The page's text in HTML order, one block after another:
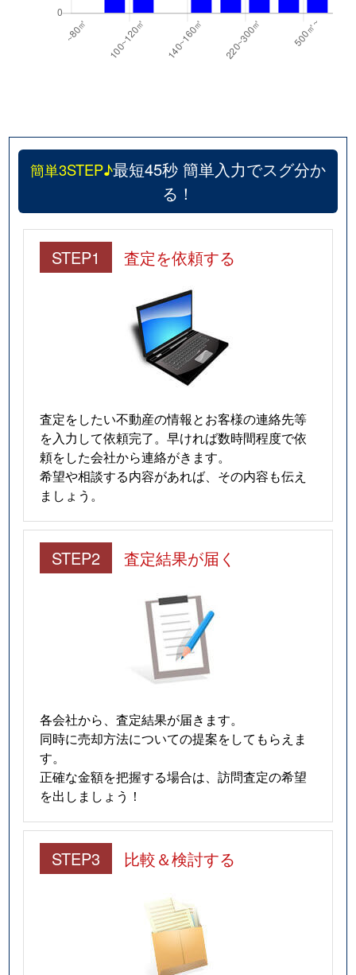
簡単3STEP♪最短45秒 簡単入力でスグ分か
る！
STEP1 査定を依頼する
査定をしたい不動産の情報とお客様の連絡先等
を入力して依頼完了。早ければ数時間程度で依
頼をした会社から連絡がきます。
希望や相談する内容があれば、その内容も伝え
ましょう。
STEP2 査定結果が届く
各会社から、査定結果が届きます。
同時に売却方法についての提案をしてもらえま
す。
正確な金額を把握する場合は、訪問査定の希望
を出しましょう！
STEP3 比較＆検討する